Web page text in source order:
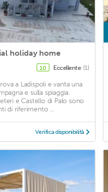
holiday home
10 Eccellente (1)
a Ladispoli e vanta una
e sulla spiaggia.
e Castello di Palo sono
di riferimento ...
Verifica disponibilità